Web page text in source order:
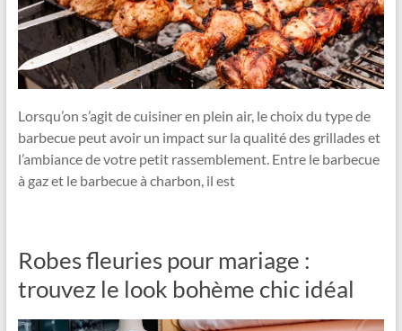
Lorsqu’on s’agit de cuisiner en plein air, le choix du type de
barbecue peut avoir un impact sur la qualité des grillades et
l’ambiance de votre petit rassemblement. Entre le barbecue
à gaz et le barbecue à charbon, il est
Robes fleuries pour mariage :
trouvez le look bohème chic idéal